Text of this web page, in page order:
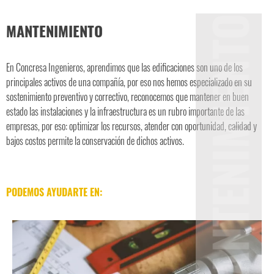
MANTENIMIENTO
En Concresa Ingenieros, aprendimos que las edificaciones son uno de los
principales activos de una compañía, por eso nos hemos especializado en su
sostenimiento preventivo y correctivo, reconocemos que mantener en buen
estado las instalaciones y la infraestructura es un rubro importante de las
empresas, por eso: optimizar los recursos, atender con oportunidad, calidad y
bajos costos permite la conservación de dichos activos.
PODEMOS AYUDARTE EN: